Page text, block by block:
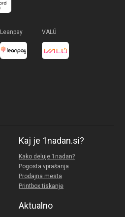
Leanpay VALÚ
Kaj je 1nadan.si?
Kako deluje 1nadan?
Pogosta vprašanja
Prodajna mesta
Printbox tiskanje
Aktualno